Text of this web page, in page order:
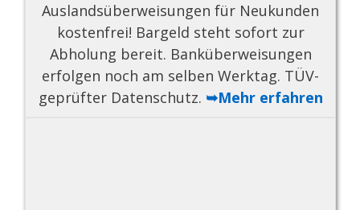
Auslandsüberweisungen für Neukunden
kostenfrei! Bargeld steht sofort zur
Abholung bereit. Banküberweisungen
erfolgen noch am selben Werktag. TÜV-
geprüfter Datenschutz. ➥Mehr erfahren